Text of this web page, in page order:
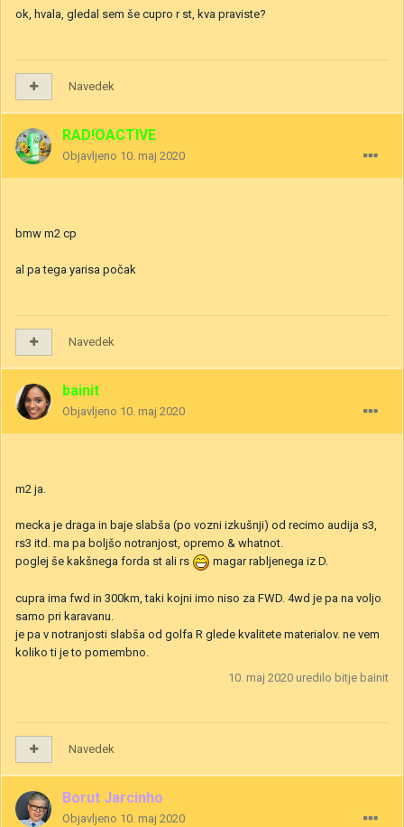
ok, hvala, gledal sem še cupro r st, kva praviste?
Navedek
RAD!OACTIVE
Objavljeno 10. maj 2020
bmw m2 cp
al pa tega yarisa počak
Navedek
bainit
Objavljeno 10. maj 2020
m2 ja.
mecka je draga in baje slabša (po vozni izkušnji) od recimo audija s3,
rs3 itd. ma pa boljšo notranjost, opremo & whatnot.
poglej še kakšnega forda st ali rs
magar rabljenega iz D.
cupra ima fwd in 300km, taki kojni imo niso za FWD. 4wd je pa na voljo
samo pri karavanu.
je pa v notranjosti slabša od golfa R glede kvalitete materialov. ne vem
koliko ti je to pomembno.
10. maj 2020 uredilo bitje bainit
Navedek
Borut Jarcinho
Objavljeno 10. maj 2020